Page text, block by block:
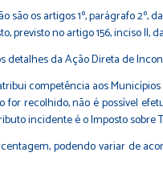
são os artigos 1º, parágrafo 2º,
previsto no artigo 156, inciso
detalhes da Ação Direta de
competência aos
for recolhido, não é possível
incidente é o Imposto sobre
podendo variar de